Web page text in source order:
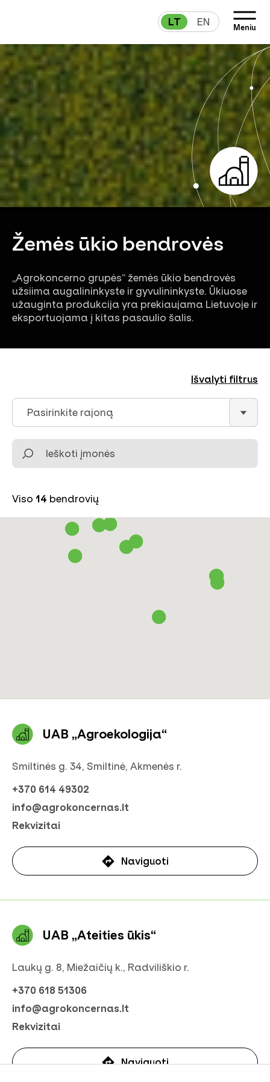
LT EN Meniu
Žemės ūkio bendrovės
„Agrokoncerno grupės“ žemės ūkio bendrovės
užsiima augalininkyste ir gyvulininkyste. Ūkiuose
užauginta produkcija yra prekiaujama Lietuvoje ir
eksportuojama į kitas pasaulio šalis.
Išvalyti filtrus
Pasirinkite rajoną
Ieškoti įmonės
Viso 14 bendrovių
UAB „Agroekologija“
Smiltinės g. 34, Smiltinė, Akmenės r.
+370 614 49302
info@agrokoncernas.lt
Rekvizitai
Naviguoti
UAB „Ateities ūkis“
Laukų g. 8, Miežaičių k., Radviliškio r.
+370 618 51306
info@agrokoncernas.lt
Rekvizitai
Naviguoti